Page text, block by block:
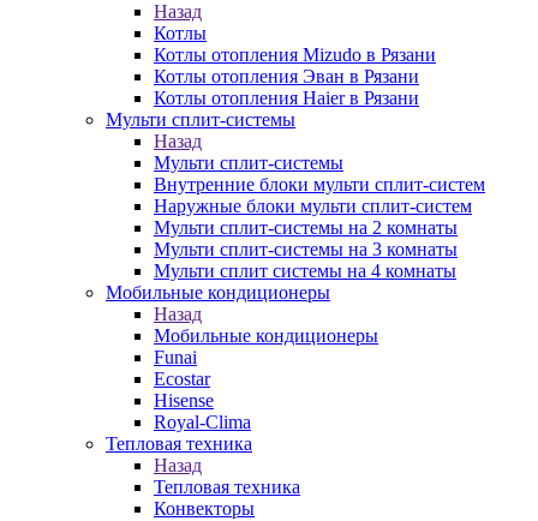
Назад
Котлы
Котлы отопления Mizudo в Рязани
Котлы отопления Эван в Рязани
Котлы отопления Haier в Рязани
Мульти сплит-системы
Назад
Мульти сплит-системы
Внутренние блоки мульти сплит-систем
Наружные блоки мульти сплит-систем
Мульти сплит-системы на 2 комнаты
Мульти сплит-системы на 3 комнаты
Мульти сплит системы на 4 комнаты
Мобильные кондиционеры
Назад
Мобильные кондиционеры
Funai
Ecostar
Hisense
Royal-Clima
Тепловая техника
Назад
Тепловая техника
Конвекторы